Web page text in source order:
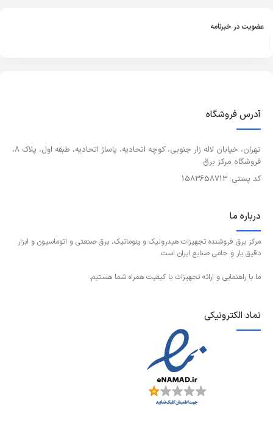
عضویت در خبرنامه
آدرس فروشگاه
تهران، خیابان لاله زار جنوبی، کوچه اتحادیه، پاساژ اتحادیه، طبقه اول، پلاک 8،
فروشگاه مرکز برق
کد پستی: 1583658713
درباره ما
مرکز برق فروشنده تجهیزات هیدرولیک و پنوماتیک، برق صنعتی و اتوماسیون و ابزار
دقیق یار و حامی صنایع ایران است.
ما با راهنمایی و ارائه تجهیزات با کیفیت همراه شما هستیم.
نماد الکترونیکی